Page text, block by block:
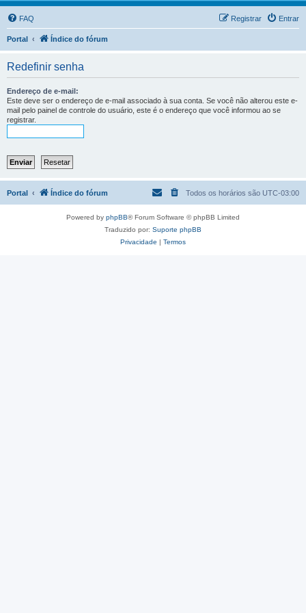
FAQ Entrar
Registrar
Portal Índice do fórum
Redefinir senha
Endereço de e-mail:
Este deve ser o endereço de e-mail associado à sua conta. Se você não alterou este e-
mail pelo painel de controle do usuário, este é o endereço que você informou ao se
registrar.
Portal Índice do fórum Todos os horários são UTC-03:00
Powered by phpBB® Forum Software © phpBB Limited
Traduzido por: Suporte phpBB
Privacidade | Termos